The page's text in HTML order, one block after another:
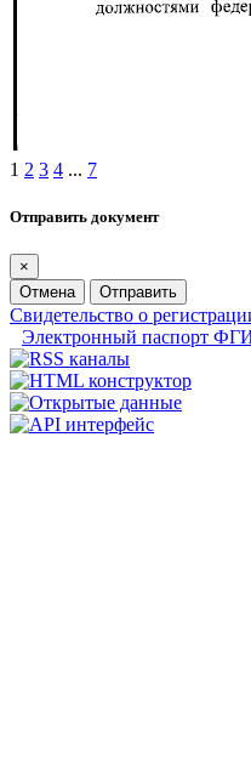
1 2 3 4 ... 7
Отправить документ
×
Отмена
Отправить
Свидетельство о
Электронный паспорт